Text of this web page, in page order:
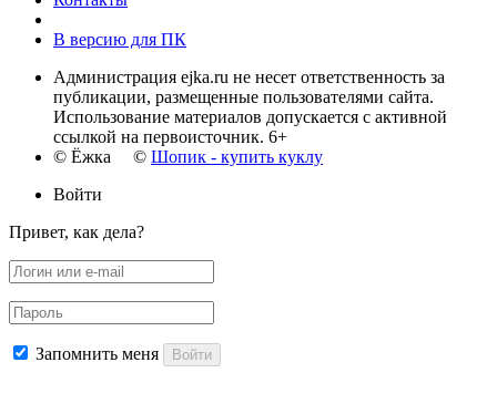
В версию для ПК
Администрация ejka.ru не несет ответственность за
публикации, размещенные пользователями сайта.
Использование материалов допускается с активной
ссылкой на первоисточник. 6+
© Ёжка © Шопик - купить куклу
Войти
Привет, как дела?
Запомнить меня Войти